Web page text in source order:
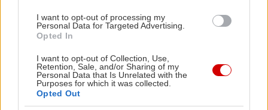
I want to opt-out of processing my
Personal Data for Targeted Advertising.
Opted In
I want to opt-out of Collection, Use,
Retention, Sale, and/or Sharing of my
Personal Data that Is Unrelated with the
Purposes for which it was collected.
Opted Out
Μαρινάδα
Χρειαζόμαστε δύο μπούτια κοτόπουλου με κόκαλο
και πέτσα κομμένα το καθένα στα δύο, δηλ. στο